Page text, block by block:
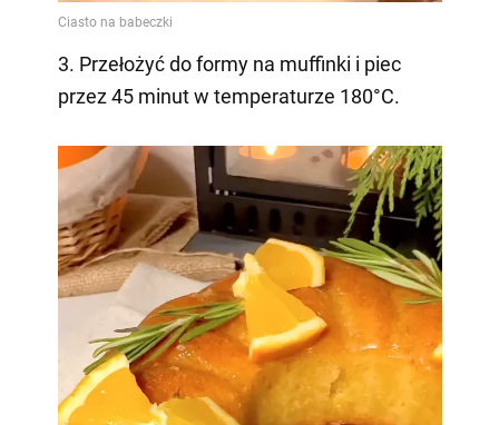
3. Przełożyć do formy na muffinki i piec
przez 45 minut w temperaturze 180°C.